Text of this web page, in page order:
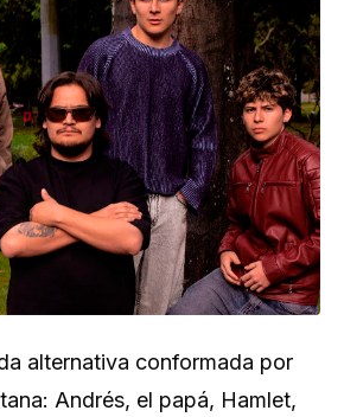
alternativa conformada por
Andrés, el papá, Hamlet,